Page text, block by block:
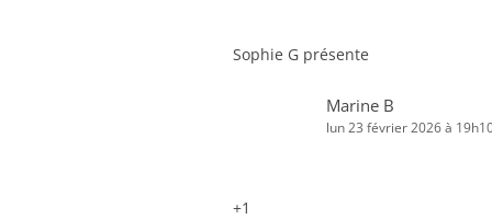
Sophie G présente
Marine B
lun 23 février 2026 à
+1